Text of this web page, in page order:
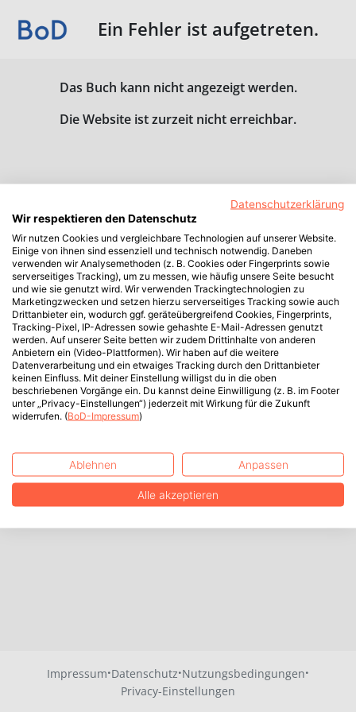
Ein Fehler ist aufgetreten.
Das Buch kann nicht angezeigt werden.
Die Website ist zurzeit nicht erreichbar.
Impressum·Datenschutz·Nutzungsbedingungen·
Privacy-Einstellungen
Datenschutzerklärung
Wir respektieren den Datenschutz
Wir nutzen Cookies und vergleichbare Technologien auf unserer Website.
Einige von ihnen sind essenziell und technisch notwendig. Daneben
verwenden wir Analysemethoden (z. B. Cookies oder Fingerprints sowie
serverseitiges Tracking), um zu messen, wie häufig unsere Seite besucht
und wie sie genutzt wird. Wir verwenden Trackingtechnologien zu
Marketingzwecken und setzen hierzu serverseitiges Tracking sowie auch
Drittanbieter ein, wodurch ggf. geräteübergreifend Cookies, Fingerprints,
Tracking-Pixel, IP-Adressen sowie gehashte E-Mail-Adressen genutzt
werden. Auf unserer Seite betten wir zudem Drittinhalte von anderen
Anbietern ein (Video-Plattformen). Wir haben auf die weitere
Datenverarbeitung und ein etwaiges Tracking durch den Drittanbieter
keinen Einfluss. Mit deiner Einstellung willigst du in die oben
beschriebenen Vorgänge ein. Du kannst deine Einwilligung (z. B. im Footer
unter „Privacy-Einstellungen“) jederzeit mit Wirkung für die Zukunft
widerrufen. (BoD-Impressum)
Ablehnen Anpassen
Alle akzeptieren